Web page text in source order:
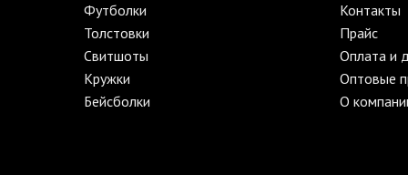
Футболки
Толстовки
Свитшоты
Кружки
Бейсболки
Контакты
Прайс
Оплата и
Оптовые
О